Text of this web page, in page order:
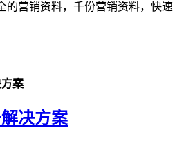
的营销资料，千份营销资料，快速
案
决方案